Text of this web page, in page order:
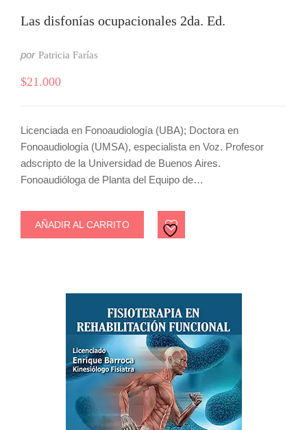
Las disfonías ocupacionales 2da. Ed.
por Patricia Farías
$21.000
Licenciada en Fonoaudiología (UBA); Doctora en
Fonoaudiología (UMSA), especialista en Voz. Profesor
adscripto de la Universidad de Buenos Aires.
Fonoaudióloga de Planta del Equipo de…
AÑADIR AL CARRITO